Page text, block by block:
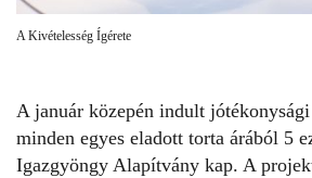
A Kivételesség Ígérete
A január közepén indult
minden egyes eladott torta árából 5
Igazgyöngy Alapítvány kap. A